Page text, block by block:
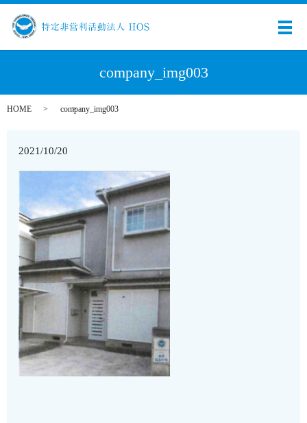
メ
company_img003
HOME company_img003
2021/10/20